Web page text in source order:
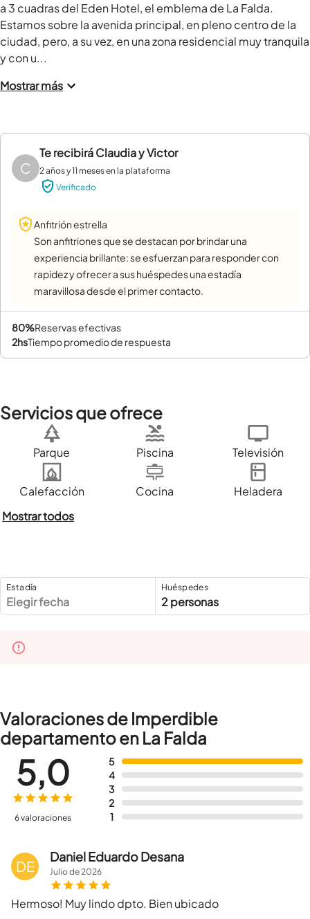
a 3 cuadras del Eden Hotel, el emblema de La Falda.
Estamos sobre la avenida principal, en pleno centro de la
ciudad, pero, a su vez, en una zona residencial muy tranquila
y con u...
Mostrar más
C
Te recibiráClaudia y Victor
2 años y 11 meses en la plataforma
Verificado
Anfitrión estrella
Son anfitriones que se destacan por brindar una
experiencia brillante: se esfuerzan para responder con
rapidez y ofrecer a sus huéspedes una estadía
maravillosa desde el primer contacto.
80% reservas efectivas
2hs tiempo promedio de respuesta
Servicios que ofrece
Parque Piscina Televisión
Calefacción Cocina
Heladera
Mostrar todos
Estadía
Elegir fecha
Huéspedes
2 personas
Valoraciones de Imperdible
departamento en La Falda
5
4
3
2
1
5,0
6 valoraciones
DE
Daniel Eduardo Desana
Juliode2026
Hermoso! Muy lindo dpto. Bien ubicado